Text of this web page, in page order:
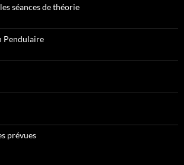
séances de théorie
Pendulaire
prévues